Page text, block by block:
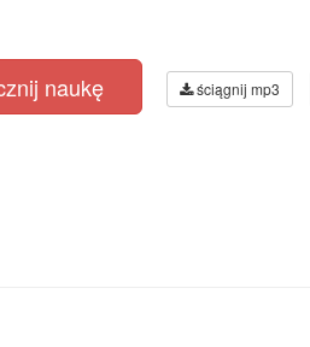
naukę ściągnij mp3